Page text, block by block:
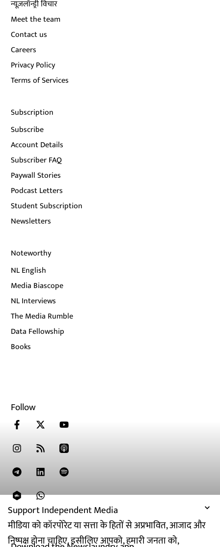
Support Independent Media
मीडिया को कॉरपोरेट या सत्ता के हितों से अप्रभावित, आजाद और
निष्पक्ष होना चाहिए. इसीलिए आपको, हमारी जनता को,
न्यूज़लॉन्ड्री विचार
Meet the team
Contact us
Careers
Privacy Policy
Terms of Services
Subscription
Subscribe
Account Details
Subscriber FAQ
Paywall Stories
Podcast Letters
Student Subscription
Newsletters
Noteworthy
NL English
Media Biascope
NL Interviews
The Media Rumble
Data Fellowship
Books
Follow